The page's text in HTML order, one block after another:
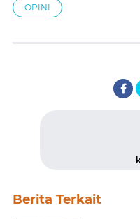
OPINI
Berita Terkait